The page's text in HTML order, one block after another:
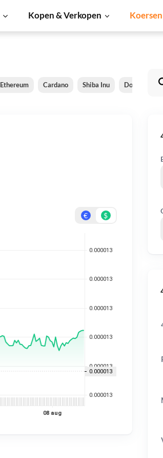
Kopen & Verkopen Koersen
Ethereum Cardano Shiba Inu Dogecoin
€ $